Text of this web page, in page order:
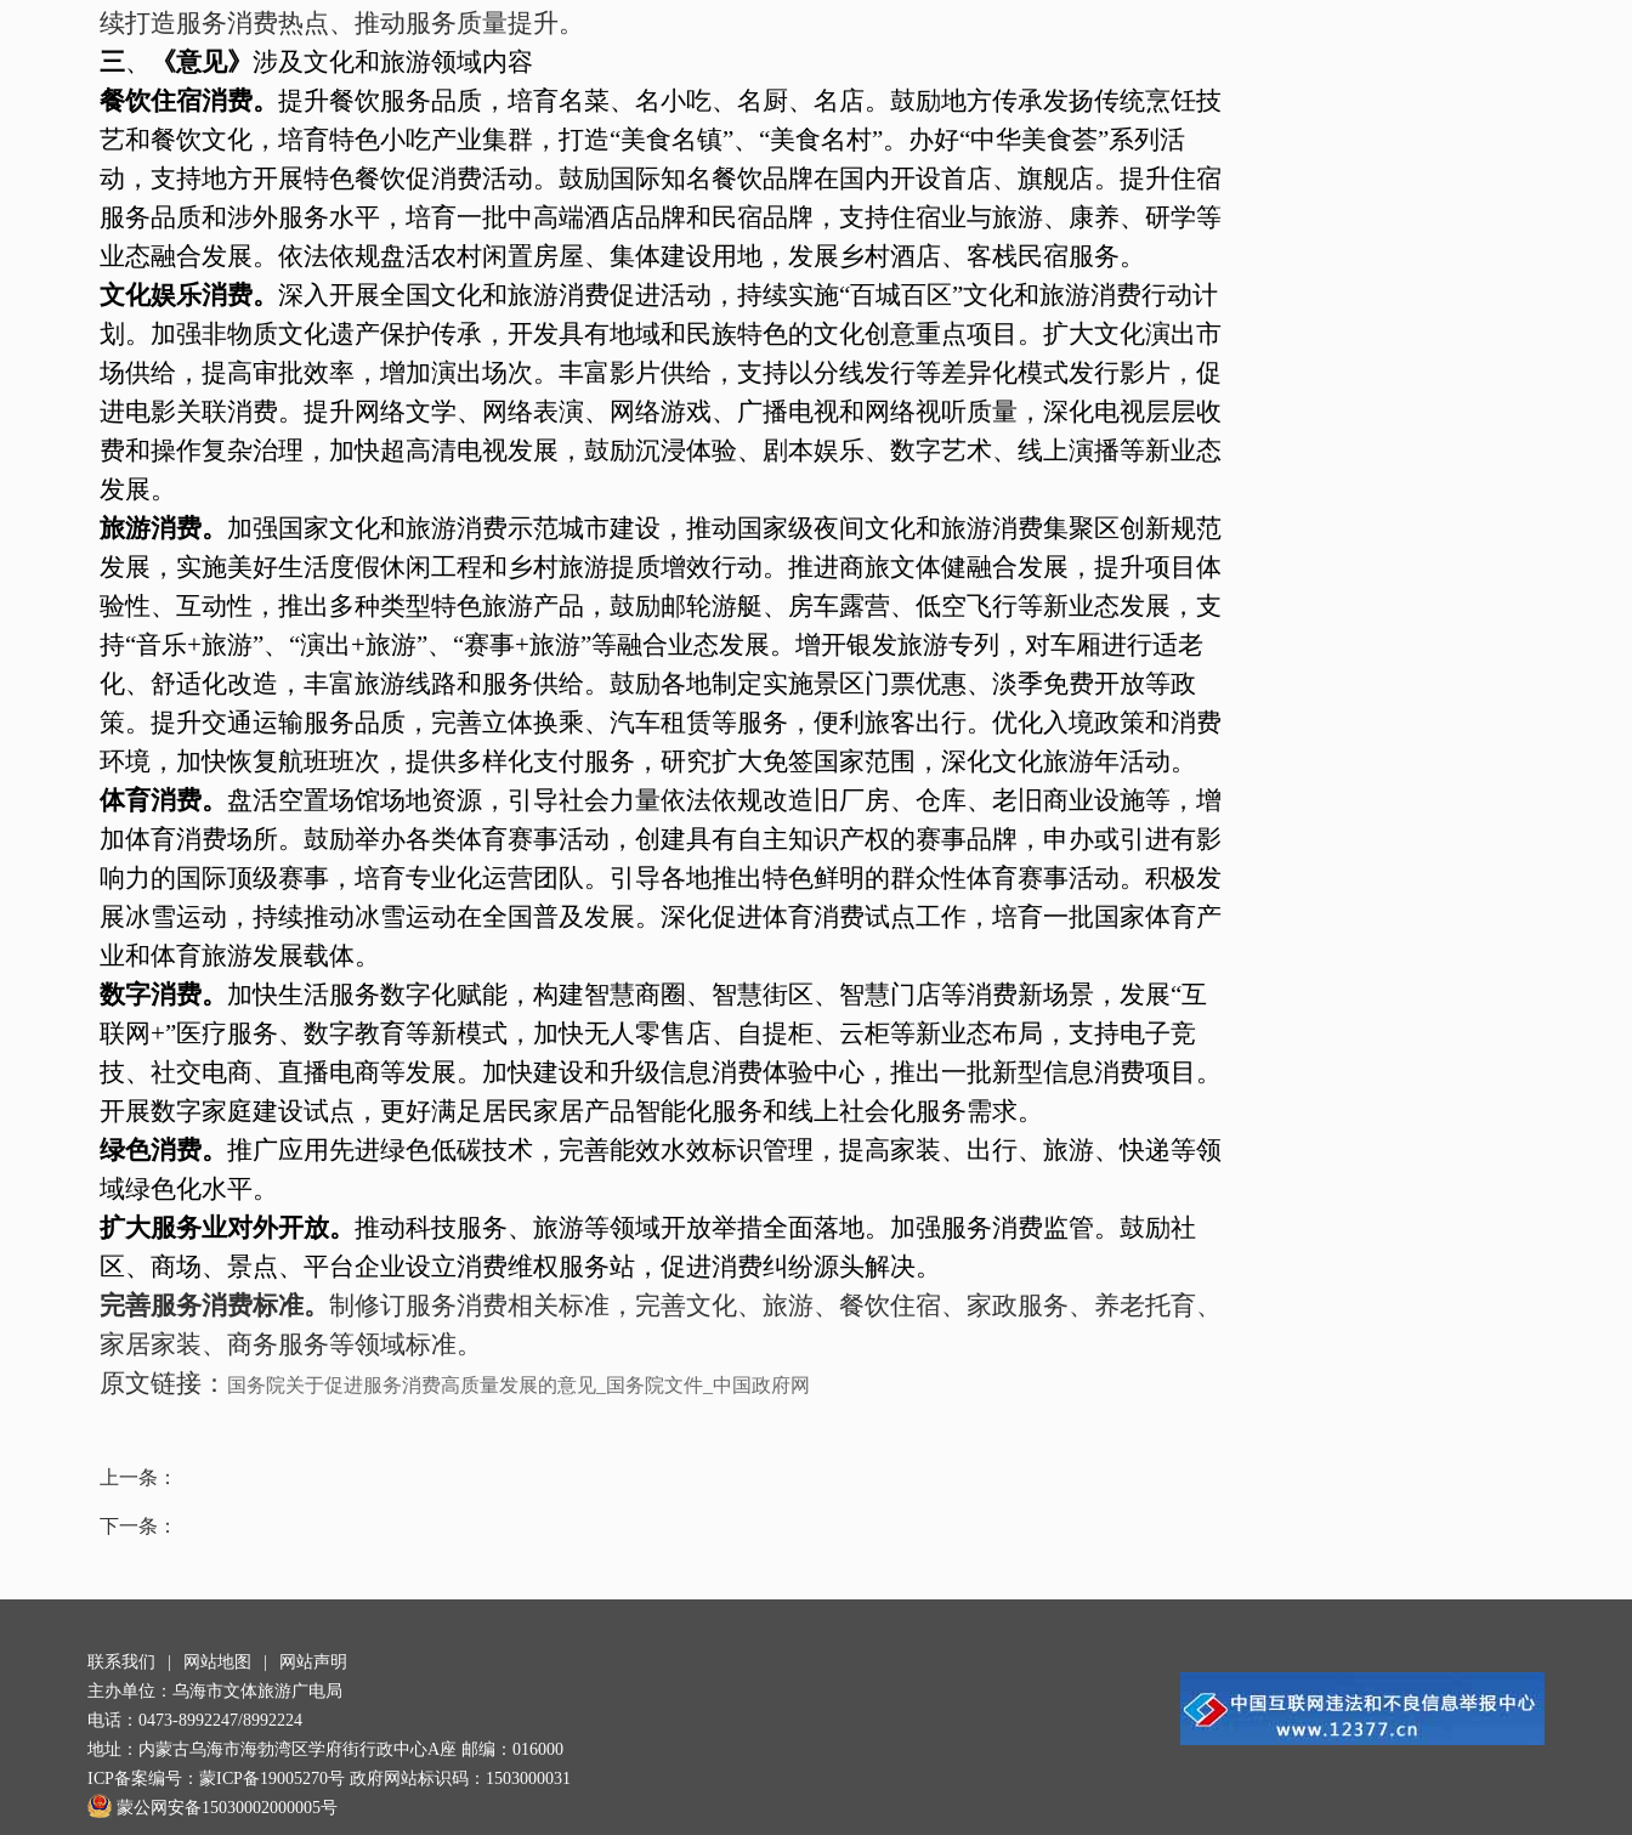
续打造服务消费热点、推动服务质量提升。
三、 《意见》 涉及文化和旅游领域内容
餐饮住宿消费。 提升餐饮服务品质，培育名菜、名小吃、名厨、名店。鼓励地方传承发扬传统烹饪技
艺和餐饮文化，培育特色小吃产业集群，打造“美食名镇”、“美食名村”。办好“中华美食荟”系列活
动，支持地方开展特色餐饮促消费活动。鼓励国际知名餐饮品牌在国内开设首店、旗舰店。提升住宿
服务品质和涉外服务水平，培育一批中高端酒店品牌和民宿品牌，支持住宿业与旅游、康养、研学等
业态融合发展。依法依规盘活农村闲置房屋、集体建设用地，发展乡村酒店、客栈民宿服务。
文化娱乐消费。 深入开展全国文化和旅游消费促进活动，持续实施“百城百区”文化和旅游消费行动计
划。加强非物质文化遗产保护传承，开发具有地域和民族特色的文化创意重点项目。扩大文化演出市
场供给，提高审批效率，增加演出场次。丰富影片供给，支持以分线发行等差异化模式发行影片，促
进电影关联消费。提升网络文学、网络表演、网络游戏、广播电视和网络视听质量，深化电视层层收
费和操作复杂治理，加快超高清电视发展，鼓励沉浸体验、剧本娱乐、数字艺术、线上演播等新业态
发展。
旅游消费。 加强国家文化和旅游消费示范城市建设，推动国家级夜间文化和旅游消费集聚区创新规范
发展，实施美好生活度假休闲工程和乡村旅游提质增效行动。推进商旅文体健融合发展，提升项目体
验性、互动性，推出多种类型特色旅游产品，鼓励邮轮游艇、房车露营、低空飞行等新业态发展，支
持“音乐+旅游”、“演出+旅游”、“赛事+旅游”等融合业态发展。增开银发旅游专列，对车厢进行适老
化、舒适化改造，丰富旅游线路和服务供给。鼓励各地制定实施景区门票优惠、淡季免费开放等政
策。提升交通运输服务品质，完善立体换乘、汽车租赁等服务，便利旅客出行。优化入境政策和消费
环境，加快恢复航班班次，提供多样化支付服务，研究扩大免签国家范围，深化文化旅游年活动。
体育消费。 盘活空置场馆场地资源，引导社会力量依法依规改造旧厂房、仓库、老旧商业设施等，增
加体育消费场所。鼓励举办各类体育赛事活动，创建具有自主知识产权的赛事品牌，申办或引进有影
响力的国际顶级赛事，培育专业化运营团队。引导各地推出特色鲜明的群众性体育赛事活动。积极发
展冰雪运动，持续推动冰雪运动在全国普及发展。深化促进体育消费试点工作，培育一批国家体育产
业和体育旅游发展载体。
数字消费。 加快生活服务数字化赋能，构建智慧商圈、智慧街区、智慧门店等消费新场景，发展“互
联网+”医疗服务、数字教育等新模式，加快无人零售店、自提柜、云柜等新业态布局，支持电子竞
技、社交电商、直播电商等发展。加快建设和升级信息消费体验中心，推出一批新型信息消费项目。
开展数字家庭建设试点，更好满足居民家居产品智能化服务和线上社会化服务需求。
绿色消费。 推广应用先进绿色低碳技术，完善能效水效标识管理，提高家装、出行、旅游、快递等领
域绿色化水平。
扩大服务业对外开放。 推动科技服务、旅游等领域开放举措全面落地。加强服务消费监管。鼓励社
区、商场、景点、平台企业设立消费维权服务站，促进消费纠纷源头解决。
完善服务消费标准。 制修订服务消费相关标准，完善文化、旅游、餐饮住宿、家政服务、养老托育、
家居家装、商务服务等领域标准。
原文链接：
国务院关于促进服务消费高质量发展的意见_国务院文件_中国政府网
上一条：
下一条：
联系我们 网站地图
网站声明
主办单位：乌海市文体旅游广电局
电话：0473-8992247/8992224
地址：内蒙古乌海市海勃湾区学府街行政中心A座 邮编：016000
ICP备案编号： 蒙ICP备19005270号 政府网站标识码：1503000031
蒙公网安备15030002000005号